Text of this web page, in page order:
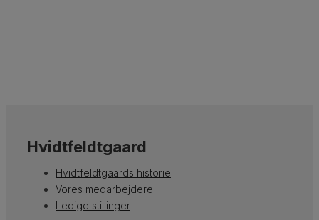
Hvidtfeldtgaard
Hvidtfeldtgaard​s historie
Vores medarbejdere
Ledige stillinger